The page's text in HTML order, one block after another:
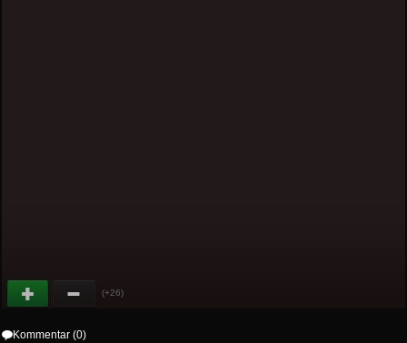
(+26)
Kommentar (0)